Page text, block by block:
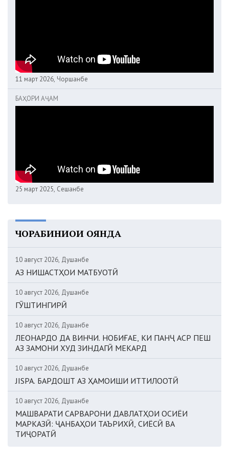
11 март 2026, Чоршанбе
БАҲОРИ АҶАМ
25 март 2025, Сешанбе
ЧОРАБИНИҲОИ ОЯНДА
10 август 2026, Душанбе
АЗ НИШАСТҲОИ МАТБУОТӢ
10 август 2026, Душанбе
ГӮШТИНГИРӢ
10 август 2026, Душанбе
ЛЕОНАРДО ДА ВИНЧИ. НОБИҒАЕ, КИ ПАНҶ АСР ПЕШ
АЗ ЗАМОНИ ХУД ЗИНДАГӢ МЕКАРД
10 август 2026, Душанбе
JISPA. БАРДОШТ АЗ ҲАМОИШИ ИТТИЛООТӢ
10 август 2026, Душанбе
МАШВАРАТИ САРВАРОНИ ДАВЛАТҲОИ ОСИЁИ
МАРКАЗӢ: ҶАНБАҲОИ ТАЪРИХӢ, СИЁСӢ ВА
ТИҶОРАТӢ